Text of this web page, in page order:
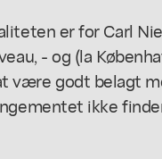
er for Carl
- og (la
være godt belagt
ikke